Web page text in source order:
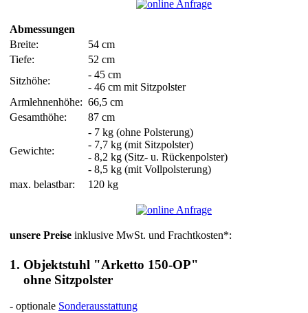
Abmessungen
Breite:
54 cm
Tiefe:
52 cm
Sitzhöhe:
- 45 cm
- 46 cm mit Sitzpolster
Armlehnenhöhe: 66,5 cm
Gesamthöhe:
87 cm
Gewichte:
- 7 kg (ohne Polsterung)
- 7,7 kg (mit Sitzpolster)
- 8,2 kg (Sitz- u. Rückenpolster)
- 8,5 kg (mit Vollpolsterung)
max. belastbar:
120 kg
unsere Preise inklusive MwSt. und Frachtkosten*:
1. Objektstuhl "Arketto 150-OP"
ohne Sitzpolster
- optionale Sonderausstattung